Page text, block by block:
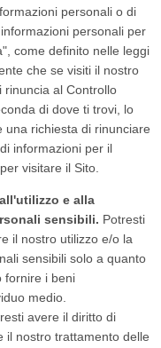
personali o di
personali per
come definito nelle leggi
che se visiti il ​​nostro
rinuncia al Controllo
di dove ti trovi, lo
richiesta di rinunciare
informazioni per il
visitare il Sito.
e alla
sensibili. Potresti
il nostro utilizzo e/o la
sensibili solo a quanto
fornire i beni
medio.
avere il diritto di
il nostro trattamento delle